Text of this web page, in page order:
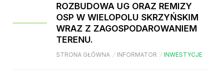
ROZBUDOWA UG ORAZ REMIZY
OSP W WIELOPOLU SKRZYŃSKIM
WRAZ Z ZAGOSPODAROWANIEM
TERENU.
STRONA GŁÓWNA / INFORMATOR / INWESTYCJE